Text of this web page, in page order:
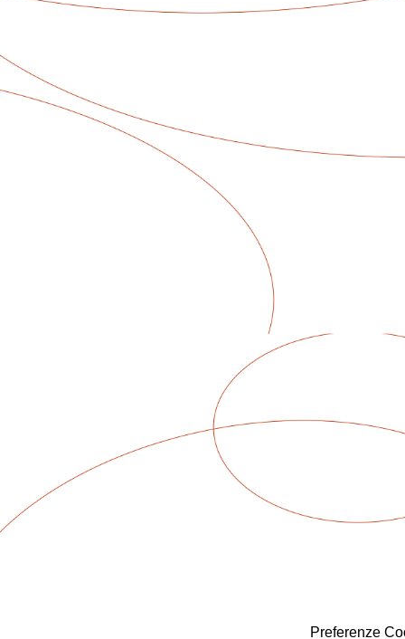
Preferenze